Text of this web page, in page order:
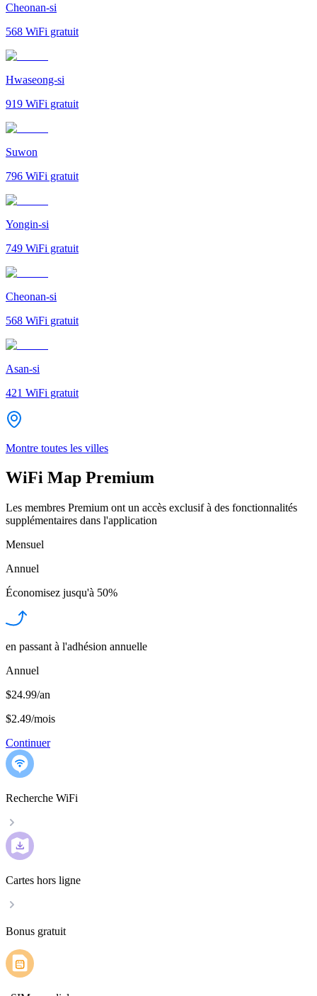
Cheonan-si
568 WiFi gratuit
Hwaseong-si
919 WiFi gratuit
Suwon
796 WiFi gratuit
Yongin-si
749 WiFi gratuit
Cheonan-si
568 WiFi gratuit
Asan-si
421 WiFi gratuit
Montre toutes les villes
WiFi Map Premium
Les membres Premium ont un accès exclusif à des fonctionnalités
supplémentaires dans l'application
Mensuel
Annuel
Économisez jusqu'à 50%
en passant à l'adhésion annuelle
Annuel
$24.99/an
$2.49/mois
Continuer
Recherche WiFi
Cartes hors ligne
Bonus gratuit